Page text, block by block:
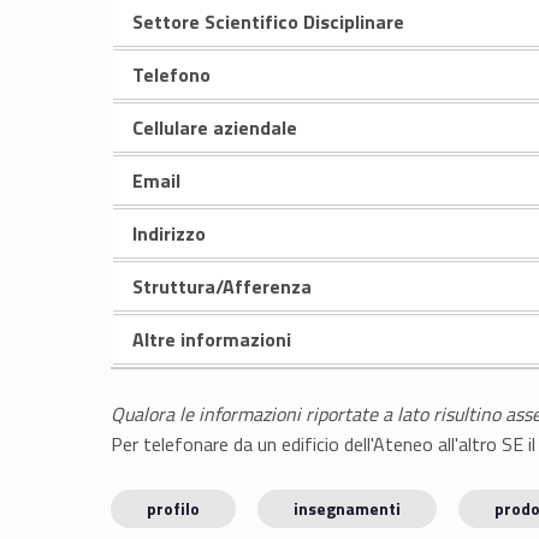
Settore Scientifico Disciplinare
Telefono
Cellulare aziendale
Email
Indirizzo
Struttura/Afferenza
Altre informazioni
Qualora le informazioni riportate a lato risultino
Per telefonare da un edificio dell'Ateneo all'altro
profilo insegnamenti